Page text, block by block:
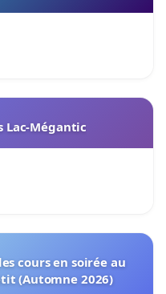
Lac-Mégantic
cours en soirée au
(Automne 2026)